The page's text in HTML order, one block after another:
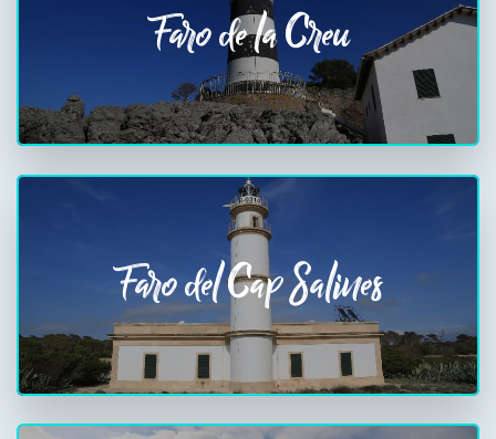
Faro de la Creu
Faro del Cap Salines